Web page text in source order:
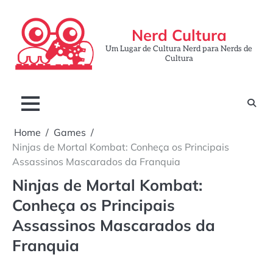
content
Nerd Cultura
Um Lugar de Cultura Nerd para Nerds de
Cultura
Home
Games
Ninjas de Mortal Kombat: Conheça os Principais
Assassinos Mascarados da Franquia
Ninjas de Mortal Kombat:
Conheça os Principais
Assassinos Mascarados da
Franquia